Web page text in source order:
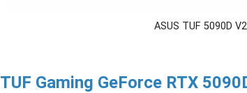
ASUS TUF 5090D
TUF Gaming GeForce RTX